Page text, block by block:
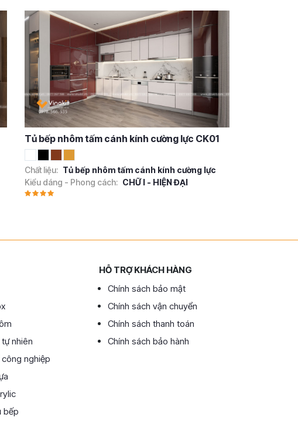
Tủ bếp nhôm tấm cánh kính cường lực CK01
Chất liệu: Tủ bếp nhôm tấm cánh kính cường lực
Kiểu dáng - Phong cách: CHỮ I - HIỆN ĐẠI
nhiên
nghiệp
bếp
HỖ TRỢ KHÁCH HÀNG
Chính sách bảo mật
Chính sách vận chuyển
Chính sách thanh toán
Chính sách bảo hành